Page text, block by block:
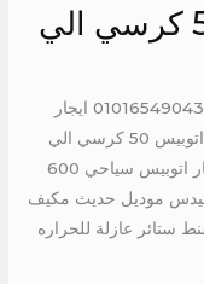
ايجار اتوبيس سياحي 50 كرسي الي
ايجار اتوبيس سياحي 50 كرسي الي الغردقة 01016549043 ايجار
اتوبيس سياحي 50 كرسي الي الغردقة ايجار اتوبيس 50 كرسي الي
شرم ايجار مرسيدس 50 راكب الي شرم ايجار اتوبيس سياحي 600
مرسيدس موديل حديث مكيف
عازلة للحراره